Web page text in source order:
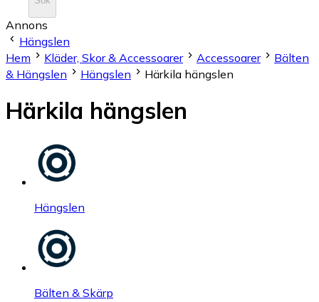
Annons
Hängslen
Hem
Kläder, Skor & Accessoarer Accessoarer
Bälten
& Hängslen
Hängslen Härkila hängslen
Härkila hängslen
Hängslen
Bälten & Skärp